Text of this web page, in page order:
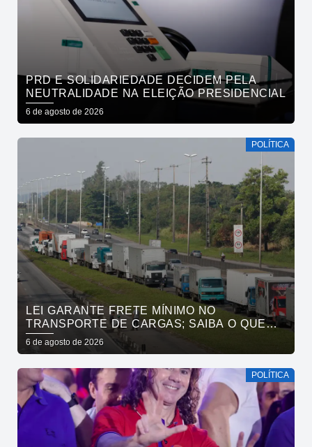
PRD E SOLIDARIEDADE DECIDEM PELA
NEUTRALIDADE NA ELEIÇÃO PRESIDENCIAL
6 de agosto de 2026
POLÍTICA
LEI GARANTE FRETE MÍNIMO NO
TRANSPORTE DE CARGAS; SAIBA O QUE
MUDA
6 de agosto de 2026
POLÍTICA